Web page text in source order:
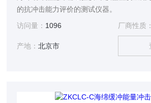
的抗冲击能力评价的测试仪器。
访问量： 1096 厂商性质：
产地：北京市